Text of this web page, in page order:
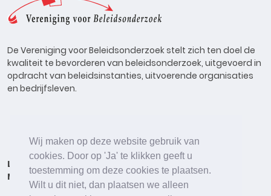
Wij maken op deze website gebruik van
cookies. Door op 'Ja' te klikken geeft u
toestemming om deze cookies te plaatsen.
Wilt u dit niet, dan plaatsen we alleen
De Vereniging voor Beleidsonderzoek stelt zich ten doel de
kwaliteit te bevorderen van beleidsonderzoek, uitgevoerd in
opdracht van beleidsinstanties, uitvoerende organisaties
en bedrijfsleven.
Lid worden Onderzoeken Agenda
Vacatures
Meldpunt Beleidsonderzoek Online